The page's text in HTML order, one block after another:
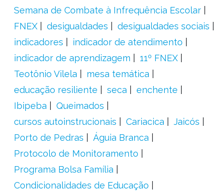
Semana de Combate à Infrequência Escolar
FNEX
desigualdades
desigualdades sociais
indicadores
indicador de atendimento
indicador de aprendizagem
11º FNEX
Teotônio Vilela
mesa temática
educação resiliente
seca
enchente
Ibipeba
Queimados
cursos autoinstrucionais
Cariacica
Jaicós
Porto de Pedras
Águia Branca
Protocolo de Monitoramento
Programa Bolsa Família
Condicionalidades de Educação